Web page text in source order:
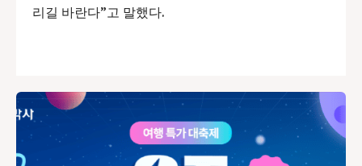
리길 바란다”고 말했다.